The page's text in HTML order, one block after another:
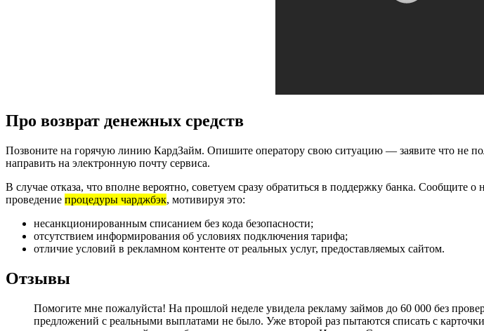
Про возврат денежных средств
Позвоните на горячую линию КардЗайм. Опишите оператору свою ситуацию — заявите что не
направить на электронную почту сервиса.
В случае отказа, что вполне вероятно, советуем сразу обратиться в поддержку банка. Сообщите
проведение процедуры чарджбэк, мотивируя это:
несанкционированным списанием без кода безопасности;
отсутствием информирования об условиях подключения тарифа;
отличие условий в рекламном контенте от реальных услуг, предоставляемых сайтом.
Отзывы
Помогите мне пожалуйста! На прошлой неделе увидела рекламу займов до 60 000 без
предложений с реальными выплатами не было. Уже второй раз пытаются списать с